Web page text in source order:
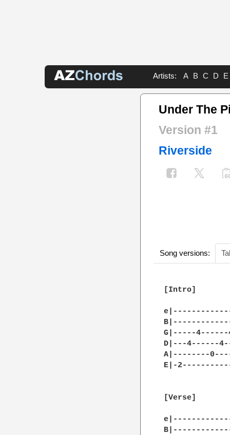
Artists: A B C D E
Under The
Version #1
Riverside
Song versions:
[Intro]
G|-----
D|---4------
A|--------
E|-
[Verse]